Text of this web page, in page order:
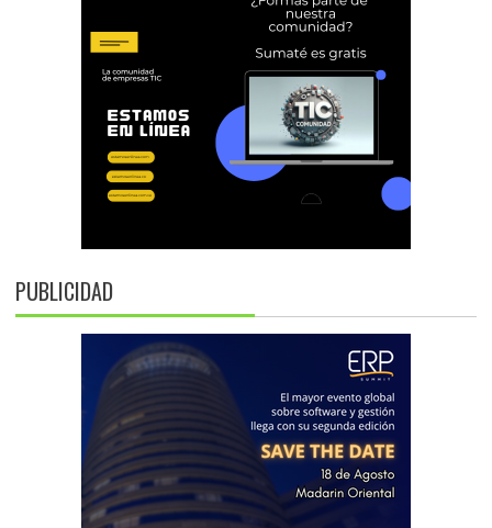
PUBLICIDAD